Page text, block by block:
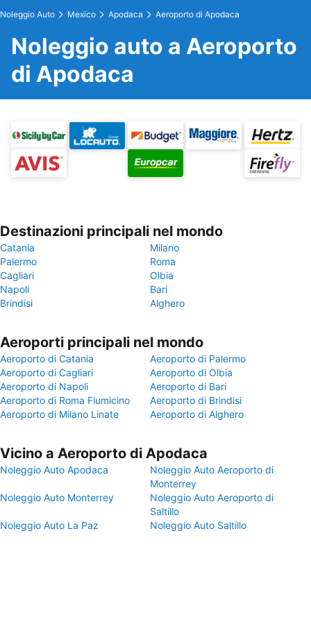
Noleggio Auto Mexico Apodaca Aeroporto di Apodaca
Noleggio auto a Aeroporto
di Apodaca
Destinazioni principali nel mondo
Catania
Milano
Palermo
Roma
Cagliari
Olbia
Napoli
Bari
Brindisi
Alghero
Aeroporti principali nel mondo
Aeroporto di Catania
Aeroporto di Palermo
Aeroporto di Cagliari
Aeroporto di Olbia
Aeroporto di Napoli
Aeroporto di Bari
Aeroporto di Roma Fiumicino
Aeroporto di Brindisi
Aeroporto di Milano Linate
Aeroporto di Alghero
Vicino a Aeroporto di Apodaca
Noleggio Auto Apodaca
Noleggio Auto Aeroporto di
Monterrey
Noleggio Auto Monterrey
Noleggio Auto Aeroporto di
Saltillo
Noleggio Auto La Paz
Noleggio Auto Saltillo